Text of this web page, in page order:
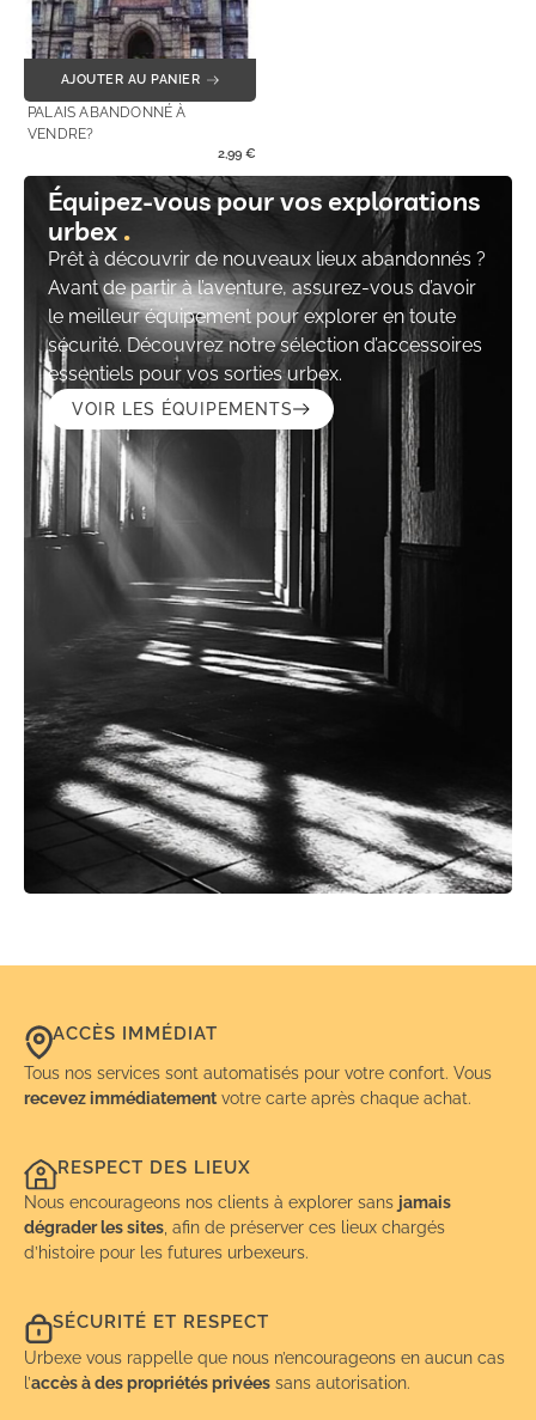
AJOUTER AU PANIER
PALAIS ABANDONNÉ À
VENDRE?
2,99 €
Équipez-vous pour vos explorations
urbex
Prêt à découvrir de nouveaux lieux abandonnés ?
Avant de partir à l’aventure, assurez-vous d’avoir
le meilleur équipement pour explorer en toute
sécurité. Découvrez notre sélection d’accessoires
essentiels pour vos sorties urbex.
VOIR LES ÉQUIPEMENTS
ACCÈS IMMÉDIAT
Tous nos services sont automatisés pour votre confort. Vous
recevez immédiatement votre carte après chaque achat.
RESPECT DES LIEUX
Nous encourageons nos clients à explorer sans jamais
dégrader les sites , afin de préserver ces lieux chargés
d’histoire pour les futures urbexeurs.
SÉCURITÉ ET RESPECT
Urbexe vous rappelle que nous n’encourageons en aucun cas
l’accès à des propriétés privées sans autorisation.